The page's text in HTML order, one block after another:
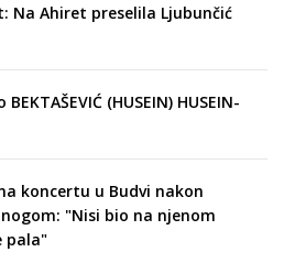
Na Ahiret preselila Ljubunčić
(HUSEIN) HUSEIN-
koncertu u Budvi nakon
"Nisi bio na njenom
pala"